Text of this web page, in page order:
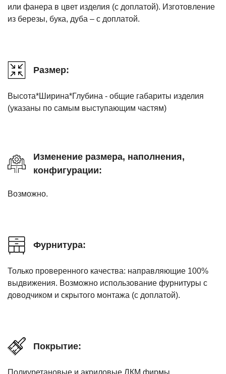
или фанера в цвет изделия (с доплатой). Изготовление
из березы, бука, дуба – с доплатой.
Размер:
Высота*Ширина*Глубина - общие габариты изделия
(указаны по самым выступающим частям)
Изменение размера, наполнения,
конфигурации:
Возможно.
Фурнитура:
Только проверенного качества: направляющие 100%
выдвижения. Возможно использование фурнитуры с
доводчиком и скрытого монтажа (с доплатой).
Покрытие:
Полиуретановые и акриловые ЛКМ фирмы